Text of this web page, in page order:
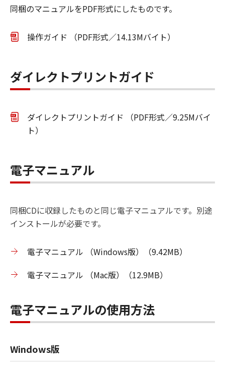
同梱のマニュアルをPDF形式にしたものです。
操作ガイド （PDF形式／14.13Mバイト）
ダイレクトプリントガイド
ダイレクトプリントガイド （PDF形式／9.25Mバイ
ト）
電子マニュアル
同梱CDに収録したものと同じ電子マニュアルです。別途
インストールが必要です。
電子マニュアル （Windows版）（9.42MB）
電子マニュアル （Mac版）（12.9MB）
電子マニュアルの使用方法
Windows版